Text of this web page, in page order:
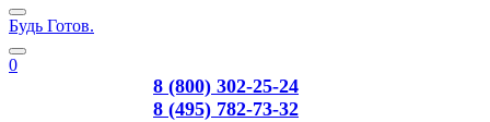
Будь Готов.
0
8 (800) 302-25-24
8 (495) 782-73-32